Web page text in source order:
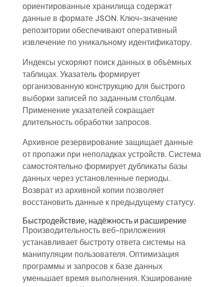
ориентированные хранилища содержат
данные в формате JSON. Ключ-значение
репозитории обеспечивают оперативный
извлечение по уникальному идентификатору.
Индексы ускоряют поиск данных в объёмных
таблицах. Указатель формирует
организованную конструкцию для быстрого
выборки записей по заданным столбцам.
Применение указателей сокращает
длительность обработки запросов.
Архивное резервирование защищает данные
от пропажи при неполадках устройств. Система
самостоятельно формирует дубликаты базы
данных через установленные периоды.
Возврат из архивной копии позволяет
восстановить данные к предыдущему статусу.
Быстродействие, надёжность и расширение
Производительность веб-приложения
устанавливает быстроту ответа системы на
манипуляции пользователя. Оптимизация
программы и запросов к базе данных
уменьшает время выполнения. Кэширование